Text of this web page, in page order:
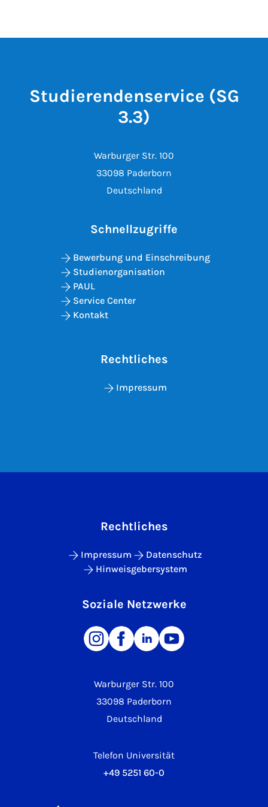
Studierendenservice (SG
3.3)
Warburger Str. 100
33098 Paderborn
Deutschland
Schnellzugriffe
Bewerbung und Einschreibung
Studienorganisation
PAUL
Service Center
Kontakt
Rechtliches
Impressum
Warburger Str. 100
33098 Paderborn
Deutschland
Telefon Universität
+49 5251 60-0
Rechtliches
Impressum
Datenschutz
Hinweisgebersystem
Soziale Netzwerke